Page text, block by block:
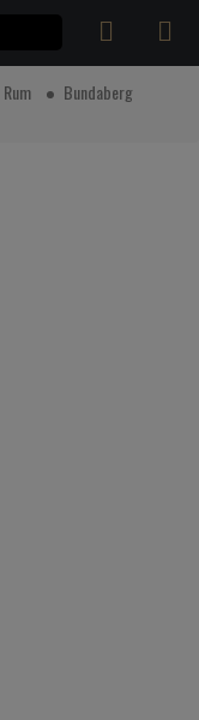
Rum
Bundaberg